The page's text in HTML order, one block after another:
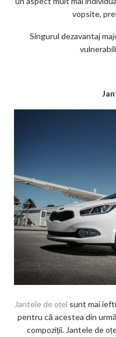
vopsite,
Singurul dezavantaj
Jantele de oțel sunt mai
pentru că acestea din
compoziții. Jantele de